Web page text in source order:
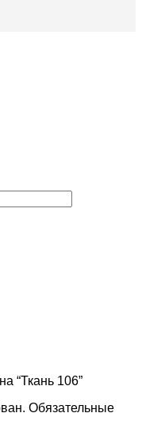
“Ткань 106”
Обязательные